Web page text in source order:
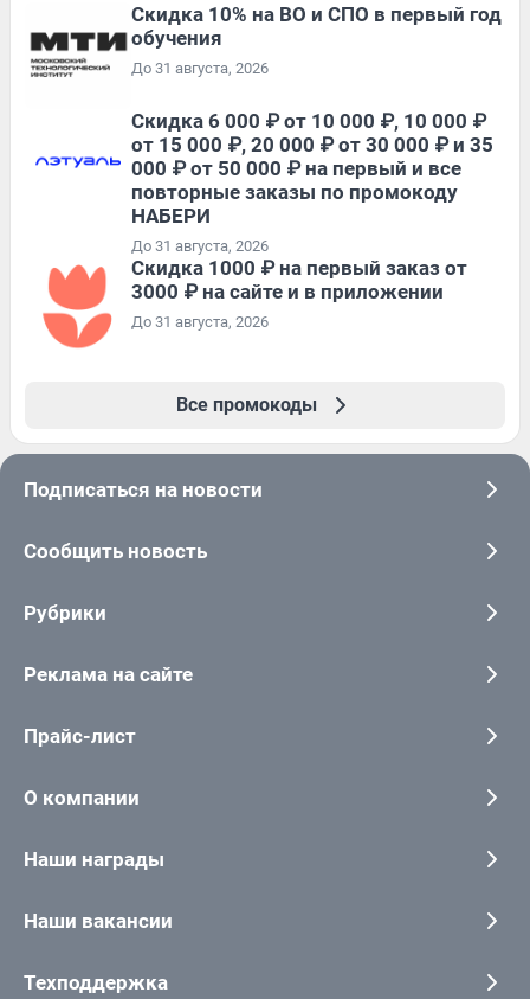
Скидка 10% на ВО и СПО в первый год
обучения
До 31 августа, 2026
Скидка 6 000 ₽ от 10 000 ₽, 10 000 ₽
от 15 000 ₽, 20 000 ₽ от 30 000 ₽ и 35
000 ₽ от 50 000 ₽ на первый и все
повторные заказы по промокоду
НАБЕРИ
До 31 августа, 2026
Скидка 1000 ₽ на первый заказ от
3000 ₽ на сайте и в приложении
До 31 августа, 2026
Все промокоды
Подписаться на новости
Сообщить новость
Рубрики
Реклама на сайте
Прайс-лист
О компании
Наши награды
Наши вакансии
Техподдержка